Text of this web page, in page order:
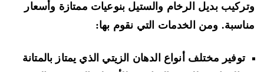
بديل الرخام والستيل بنوعيات ممتازة وأسعار
ومن الخدمات التي نقوم بها:
توفير مختلف أنواعالدهان الزيتي الذي يمتاز بالمتانة